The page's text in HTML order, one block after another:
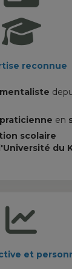
reconnue
en
scolaire
du
et